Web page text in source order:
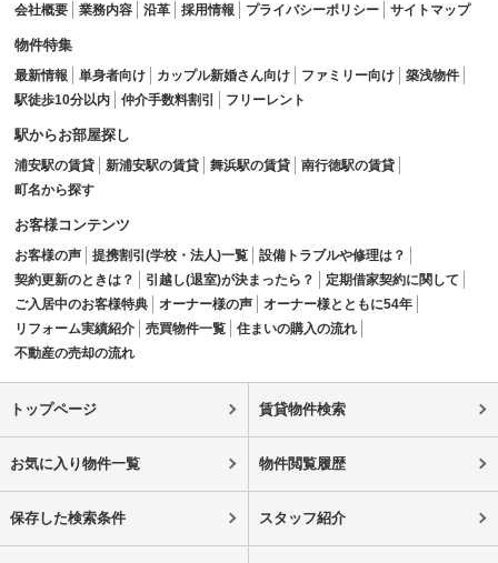
会社概要
業務内容 沿革 採用情報 プライバシーポリシー サイトマップ
物件特集
最新情報 単身者向け カップル新婚さん向け ファミリー向け
築浅物件
駅徒歩10分以内
仲介手数料割引 フリーレント
駅からお部屋探し
浦安駅の賃貸 新浦安駅の賃貸 舞浜駅の賃貸
南行徳駅の賃貸
町名から探す
お客様コンテンツ
お客様の声 提携割引(学校・法人)一覧
設備トラブルや修理は？
契約更新のときは？
引越し(退室)が決まったら？
定期借家契約に関して
ご入居中のお客様特典
オーナー様の声
オーナー様とともに54年
リフォーム実績紹介
売買物件一覧
住まいの購入の流れ
不動産の売却の流れ
トップページ 賃貸物件検索
お気に入り物件一覧 物件閲覧履歴
保存した検索条件 スタッフ紹介